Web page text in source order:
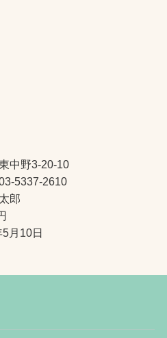
中野3-20-10
5337-2610
郎
月10日